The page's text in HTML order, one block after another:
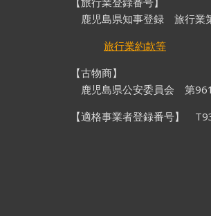
鹿児島県知事登録 旅行業
旅行業約款等
【古物商】
鹿児島県公安委員会 第
【適格事業者登録番号】